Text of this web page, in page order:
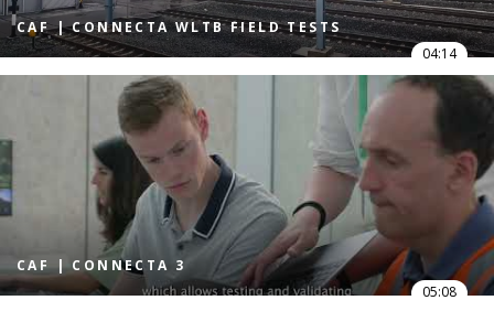
CAF | CONNECTA WLTB FIELD TESTS
04:14
CAF | CONNECTA 3
05:08